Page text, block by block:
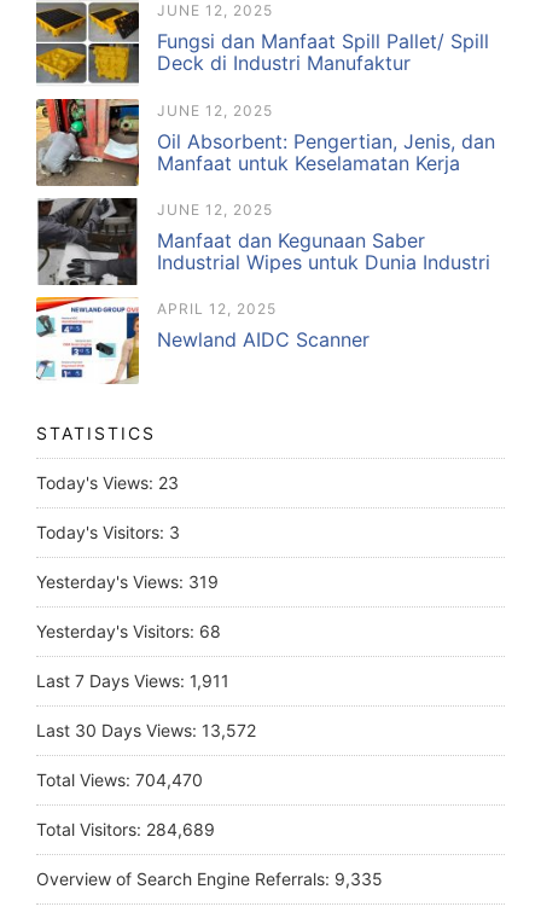
JUNE 12, 2025
Fungsi dan Manfaat Spill Pallet/ Spill
Deck di Industri Manufaktur
JUNE 12, 2025
Oil Absorbent: Pengertian, Jenis, dan
Manfaat untuk Keselamatan Kerja
JUNE 12, 2025
Manfaat dan Kegunaan Saber
Industrial Wipes untuk Dunia Industri
APRIL 12, 2025
Newland AIDC Scanner
STATISTICS
Today's Views: 23
Today's Visitors: 3
Yesterday's Views: 319
Yesterday's Visitors: 68
Last 7 Days Views: 1,911
Last 30 Days Views: 13,572
Total Views: 704,470
Total Visitors: 284,689
Overview of Search Engine Referrals: 9,335